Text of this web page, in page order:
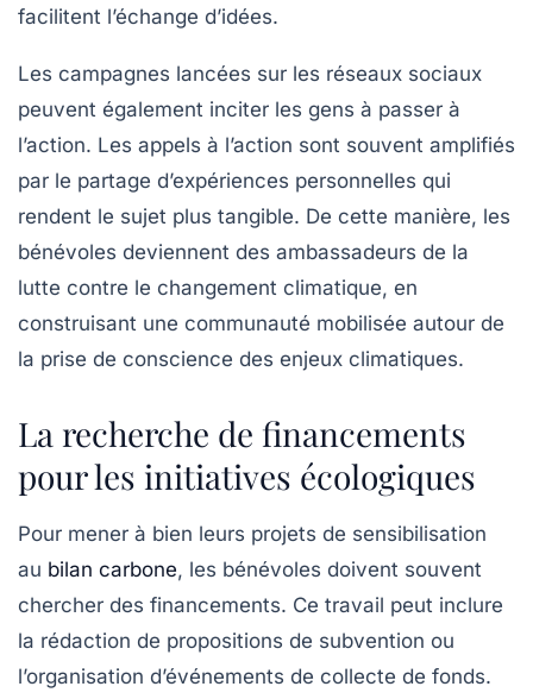
facilitent l’échange d’idées.
Les campagnes lancées sur les réseaux sociaux
peuvent également inciter les gens à passer à
l’action. Les appels à l’action sont souvent amplifiés
par le partage d’expériences personnelles qui
rendent le sujet plus tangible. De cette manière, les
bénévoles deviennent des ambassadeurs de la
lutte contre le changement climatique, en
construisant une communauté mobilisée autour de
la prise de conscience des enjeux climatiques.
La recherche de financements
pour les initiatives écologiques
Pour mener à bien leurs projets de sensibilisation
au bilan carbone, les bénévoles doivent souvent
chercher des financements. Ce travail peut inclure
la rédaction de propositions de subvention ou
l’organisation d’événements de collecte de fonds.